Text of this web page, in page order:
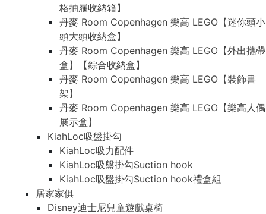
格抽屜收納箱】
丹麥 Room Copenhagen 樂高 LEGO【迷你頭小
頭大頭收納盒】
丹麥 Room Copenhagen 樂高 LEGO【外出攜帶
盒】【綜合收納盒】
丹麥 Room Copenhagen 樂高 LEGO【裝飾書
架】
丹麥 Room Copenhagen 樂高 LEGO【樂高人偶
展示盒】
KiahLoc吸盤掛勾
KiahLoc吸力配件
KiahLoc吸盤掛勾Suction hook
KiahLoc吸盤掛勾Suction hook禮盒組
居家家俱
Disney迪士尼兒童遊戲桌椅